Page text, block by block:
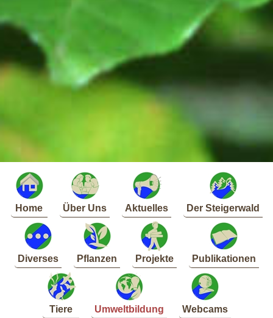
Home Über Uns Aktuelles Der Steigerwald
Diverses Pflanzen Projekte Publikationen
Tiere Umweltbildung Webcams